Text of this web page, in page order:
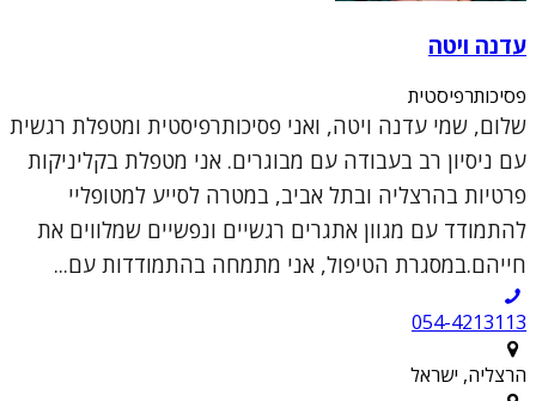
עדנה ויטה
פסיכותרפיסטית
שלום, שמי עדנה ויטה, ואני פסיכותרפיסטית ומטפלת רגשית
עם ניסיון רב בעבודה עם מבוגרים. אני מטפלת בקליניקות
פרטיות בהרצליה ובתל אביב, במטרה לסייע למטופליי
להתמודד עם מגוון אתגרים רגשיים ונפשיים שמלווים את
חייהם.במסגרת הטיפול, אני מתמחה בהתמודדות עם...
054-4213113
הרצליה, ישראל